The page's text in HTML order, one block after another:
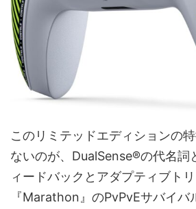
このリミテッドエディションの
ないのが、DualSense®の代名詞
ィードバックとアダプティブト
『Marathon』のPvPvEサバイバ